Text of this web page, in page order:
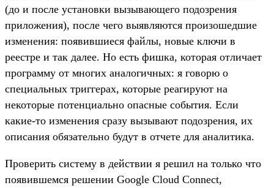
(до и после установки вызывающего подозрения
приложения), после чего выявляются произошедшие
изменения: появившиеся файлы, новые ключи в
реестре и так далее. Но есть фишка, которая отличает
программу от многих аналогичных: я говорю о
специальных триггерах, которые реагируют на
некоторые потенциально опасные события. Если
какие-то изменения сразу вызывают подозрения, их
описания обязательно будут в отчете для аналитика.
Проверить систему в действии я решил на только что
появившемся решении Google Cloud Connect,